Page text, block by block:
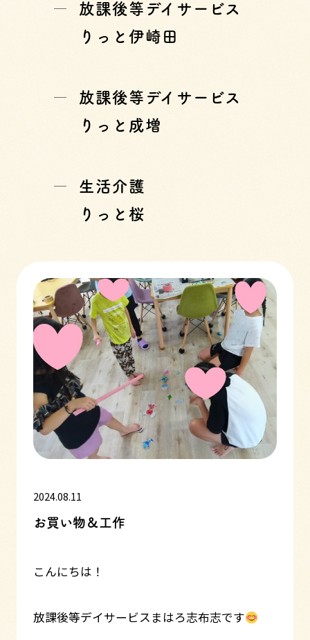
2024.08.11
お買い物＆工作
こんにちは！
放課後等デイサービスまはろ志布志です
放課後等デイサービス
りっと伊崎田
放課後等デイサービス
りっと成増
生活介護
りっと桜